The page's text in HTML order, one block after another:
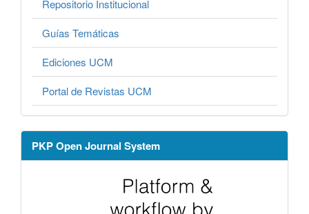
Repositorio Institucional
Guías Temáticas
Ediciones UCM
Portal de Revistas UCM
PKP Open Journal System